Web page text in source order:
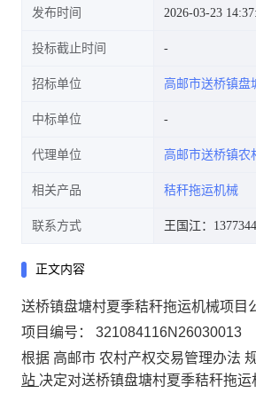
发布时间 2026-03-23
投标截止时间
招标单位 高邮市送桥镇盘
中标单位
代理单位 高邮市送桥镇农
相关产品 秸秆拖运机械
联系方式 王国江：
正文内容
送桥镇盘塘村夏季秸秆拖运机械项目
项目编号： 321084116N26030013
根据 高邮市 农村产权交易管理办法
站 决定对送桥镇盘塘村夏季秸秆拖